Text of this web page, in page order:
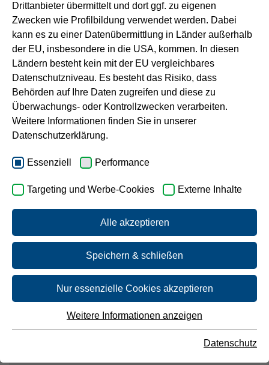
Energie
B2B-Lösungen
Unternehmen
Karriere
Nach dem Energiewirtschaftsgesetz sind wir
verpflichtet, einen Gleichbehandlungsbericht zu
veröffentlichen. Der zeigt auf, ob ein Unternehmen
den diskriminierungsfreien Netzbetrieb nach den
Vorgaben des Energiewirtschaftsgesetzes (§7a
Abs. 5, Satz 3 EnGW) ermöglicht.
für das Jahr 2025
Der Gleichbehandlungsbericht umfasst
den Zeitraum 01.01.2025 bis
31.12.2025 sowie die mit Tätigkeiten
des Netzbetriebs befasste Gesellschaft
GELSENWASSER AG, Gelsenkirchen,
und den rechtlich selbstständigen
Energienetze GmbH, Gelsenkirchen.
Drittanbieter übermittelt und dort ggf. zu eigenen
Zwecken wie Profilbildung verwendet werden. Dabei
kann es zu einer Datenübermittlung in Länder außerhalb
der EU, insbesondere in die USA, kommen. In diesen
Ländern besteht kein mit der EU vergleichbares
Datenschutzniveau. Es besteht das Risiko, dass
Behörden auf Ihre Daten zugreifen und diese zu
Überwachungs- oder Kontrollzwecken verarbeiten.
Weitere Informationen finden Sie in unserer
Datenschutzerklärung.
Essenziell Performance
Targeting und Werbe-Cookies Externe Inhalte
Alle akzeptieren
Speichern & schließen
Nur essenzielle Cookies akzeptieren
der Webseite benötigt. Dadurch ist gewährleistet, dass die
Webseite einwandfrei funktioniert.
Weitere Informationen anzeigen
Datenschutz